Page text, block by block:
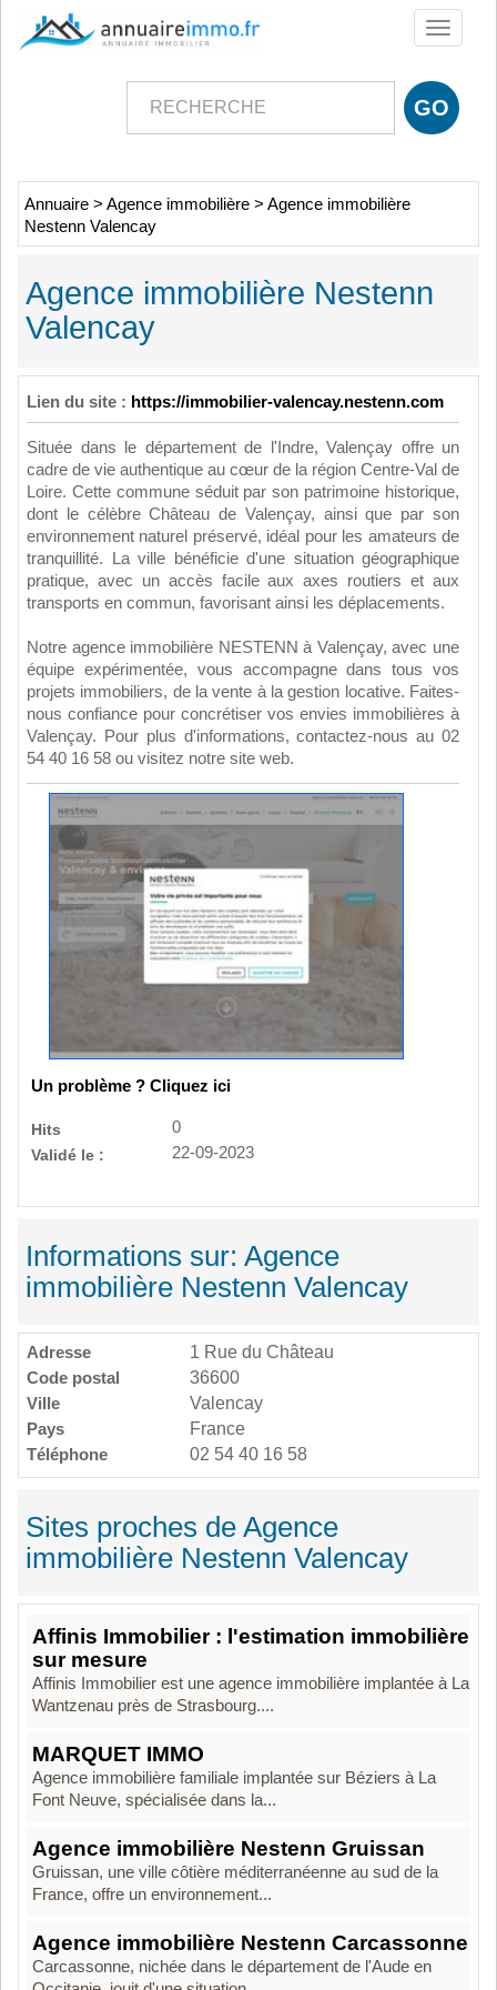
Toggle
Annuaire > Agence immobilière > Agence immobilière
Nestenn Valencay
Agence immobilière Nestenn
Valencay
Lien du site : https://immobilier-valencay.nestenn.com
Située dans le département de l'Indre, Valençay offre un
cadre de vie authentique au cœur de la région Centre-Val de
Loire. Cette commune séduit par son patrimoine historique,
dont le célèbre Château de Valençay, ainsi que par son
environnement naturel préservé, idéal pour les amateurs de
tranquillité. La ville bénéficie d'une situation géographique
pratique, avec un accès facile aux axes routiers et aux
transports en commun, favorisant ainsi les déplacements.
Notre agence immobilière NESTENN à Valençay, avec une
équipe expérimentée, vous accompagne dans tous vos
projets immobiliers, de la vente à la gestion locative. Faites-
nous confiance pour concrétiser vos envies immobilières à
Valençay. Pour plus d'informations, contactez-nous au 02
54 40 16 58 ou visitez notre site web.
Un problème ? Cliquez ici
Hits
0
Validé le :
22-09-2023
Informations sur: Agence
immobilière Nestenn Valencay
Adresse
1 Rue du Château
Code postal
36600
Ville
Valencay
Pays
France
Téléphone
02 54 40 16 58
Sites proches de Agence
immobilière Nestenn Valencay
Affinis Immobilier : l'estimation immobilière
sur mesure
Affinis Immobilier est une agence immobilière implantée à La
Wantzenau près de Strasbourg....
MARQUET IMMO
Agence immobilière familiale implantée sur Béziers à La
Font Neuve, spécialisée dans la...
Agence immobilière Nestenn Gruissan
Gruissan, une ville côtière méditerranéenne au sud de la
France, offre un environnement...
Agence immobilière Nestenn Carcassonne
Carcassonne, nichée dans le département de l'Aude en